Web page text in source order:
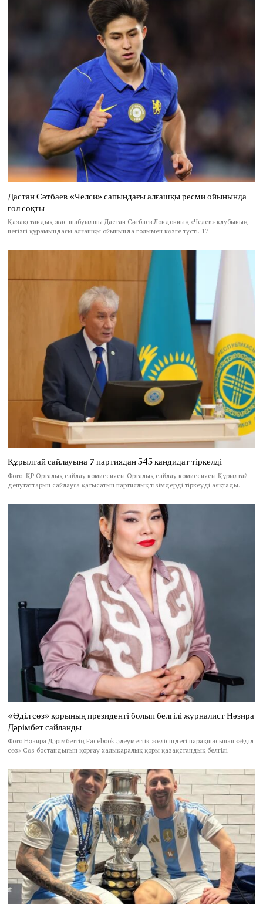
Дастан Сәтбаев «Челси» сапындағы алғашқы ресми ойынында
гол соқты
Қазақстандық жас шабуылшы Дастан Сәтбаев Лондонның «Челси» клубының
негізгі құрамындағы алғашқы ойынында голымен көзге түсті. 17
Құрылтай сайлауына 7 партиядан 545 кандидат тіркелді
Фото: ҚР Орталық сайлау комиссиясы Орталық сайлау комиссиясы Құрылтай
депутаттарын сайлауға қатысатын партиялық тізімдерді тіркеуді аяқтады.
«Әділ сөз» қорының президенті болып белгілі журналист Нәзира
Дәрімбет сайланды
Фото Нәзира Дәрімбеттің Facebook әлеуметтік желісіндегі парақшасынан «Әділ
сөз» Сөз бостандығын қорғау халықаралық қоры қазақстандық белгілі